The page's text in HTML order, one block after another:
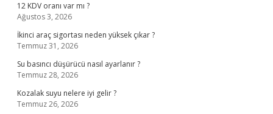
12 KDV oranı var mı ?
Ağustos 3, 2026
İkinci araç sigortası neden yüksek çıkar ?
Temmuz 31, 2026
Su basıncı düşürücü nasıl ayarlanır ?
Temmuz 28, 2026
Kozalak suyu nelere iyi gelir ?
Temmuz 26, 2026